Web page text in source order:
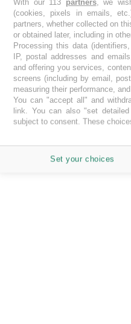
verte de crowdfunding.
With our 113 partners, we
(cookies, pixels in emails,
partners, whether collected on
or obtained later, including in
Processing this data
IP, postal addresses and
and offering you services,
screens (including by email,
measuring their performance,
You can "accept all" and
link. You can also "set
subject to consent. These
Set your choices